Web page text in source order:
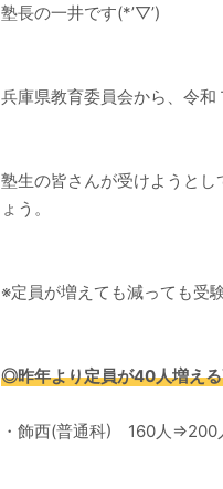
塾長の一井です(*’▽’)
兵庫県教育委員会から、令和
塾生の皆さんが受けようと
ょう。
※定員が増えても減っても受
◎昨年より定員が40人増え
・飾西(普通科) 160人⇒200